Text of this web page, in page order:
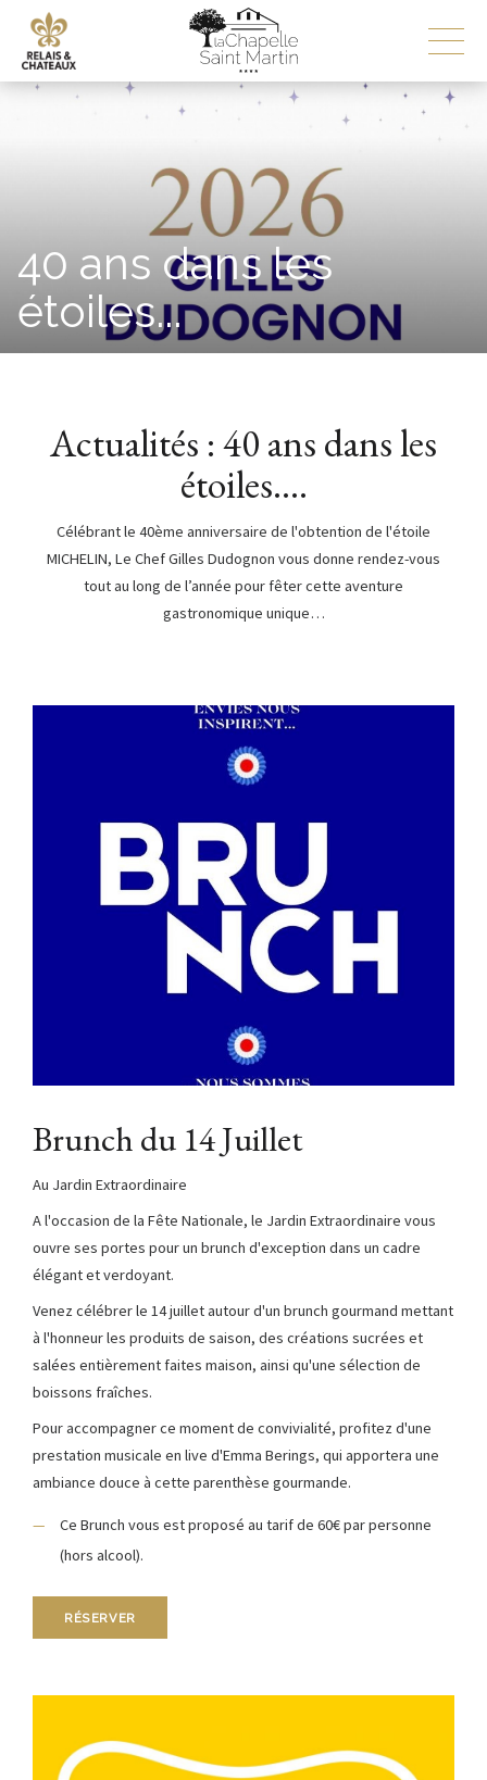
40 ans dans les
étoiles...
Actualités : 40 ans dans les
étoiles….
Célébrant le 40ème anniversaire de l'obtention de l'étoile
MICHELIN, Le Chef Gilles Dudognon vous donne rendez-vous
tout au long de l’année pour fêter cette aventure
gastronomique unique…
Brunch du 14 Juillet
Au Jardin Extraordinaire
A l'occasion de la Fête Nationale, le Jardin Extraordinaire vous
ouvre ses portes pour un brunch d'exception dans un cadre
élégant et verdoyant.
Venez célébrer le 14 juillet autour d'un brunch gourmand mettant
à l'honneur les produits de saison, des créations sucrées et
salées entièrement faites maison, ainsi qu'une sélection de
boissons fraîches.
Pour accompagner ce moment de convivialité, profitez d'une
prestation musicale en live d'Emma Berings, qui apportera une
ambiance douce à cette parenthèse gourmande.
Ce Brunch vous est proposé au tarif de 60€ par personne
(hors alcool).
RÉSERVER